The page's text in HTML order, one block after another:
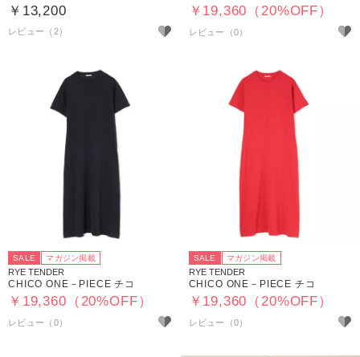
￥13,200
レビュー（2）
￥19,360（20%OFF）
SALE マガジン掲載
RYE TENDER
CHICO ONE－PIECE チコ
￥19,360（20%OFF）
SALE マガジン掲載
RYE TENDER
CHICO ONE－PIECE チコ
￥19,360（20%OFF）